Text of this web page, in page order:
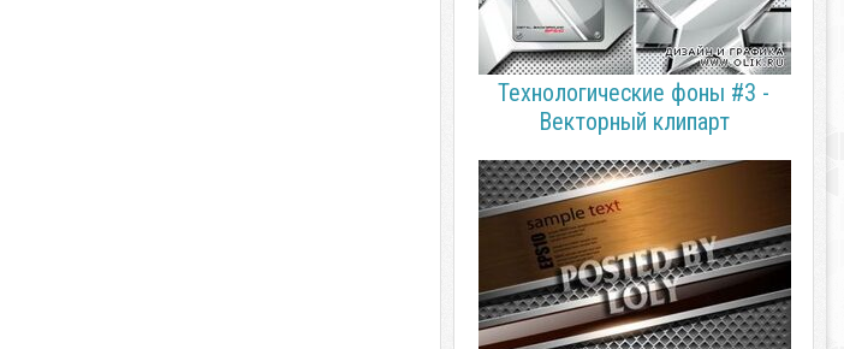
Технологические фоны #3 -
Векторный клипарт